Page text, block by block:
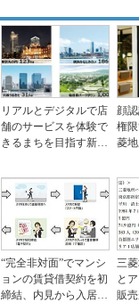
リアルとデジタルで店
舗のサービスを体験で
きるまちを目指す新た
顔
権
菱地
“完全非対面”でマンシ
ョンの賃貸借契約を初
締結、内見から入居ま
三
と
販